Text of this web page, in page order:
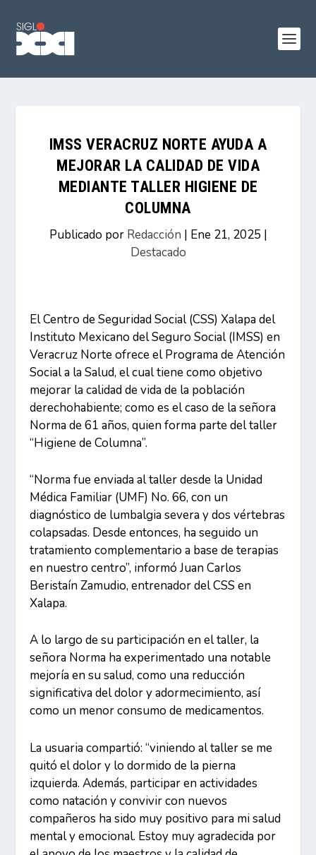
IMSS VERACRUZ NORTE AYUDA A
MEJORAR LA CALIDAD DE VIDA
MEDIANTE TALLER HIGIENE DE
COLUMNA
Publicado por Redacción | Ene 21, 2025 |
Destacado
El Centro de Seguridad Social (CSS) Xalapa del
Instituto Mexicano del Seguro Social (IMSS) en
Veracruz Norte ofrece el Programa de Atención
Social a la Salud, el cual tiene como objetivo
mejorar la calidad de vida de la población
derechohabiente; como es el caso de la señora
Norma de 61 años, quien forma parte del taller
“Higiene de Columna”.
“Norma fue enviada al taller desde la Unidad
Médica Familiar (UMF) No. 66, con un
diagnóstico de lumbalgia severa y dos vértebras
colapsadas. Desde entonces, ha seguido un
tratamiento complementario a base de terapias
en nuestro centro”, informó Juan Carlos
Beristaín Zamudio, entrenador del CSS en
Xalapa.
A lo largo de su participación en el taller, la
señora Norma ha experimentado una notable
mejoría en su salud, como una reducción
significativa del dolor y adormecimiento, así
como un menor consumo de medicamentos.
La usuaria compartió: “viniendo al taller se me
quitó el dolor y lo dormido de la pierna
izquierda. Además, participar en actividades
como natación y convivir con nuevos
compañeros ha sido muy positivo para mi salud
mental y emocional. Estoy muy agradecida por